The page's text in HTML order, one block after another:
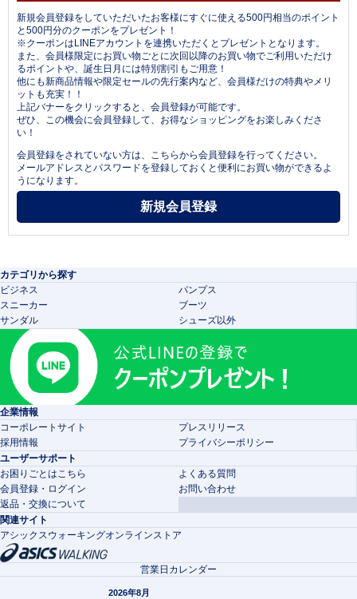
新規会員登録をしていただいたお客様にすぐに使える500円相当のポイント
と500円分のクーポンをプレゼント！
※クーポンはLINEアカウントを連携いただくとプレゼントとなります。
また、会員様限定にお買い物ごとに次回以降のお買い物でご利用いただけ
るポイントや、誕生日月には特別割引もご用意！
他にも新商品情報や限定セールの先行案内など、会員様だけの特典やメリ
ットも充実！！
上記バナーをクリックすると、会員登録が可能です。
ぜひ、この機会に会員登録して、お得なショッピングをお楽しみくださ
い！
会員登録をされていない方は、こちらから会員登録を行ってください。
メールアドレスとパスワードを登録しておくと便利にお買い物ができるよ
うになります。
カテゴリから探す
ビジネス
パンプス
スニーカー
ブーツ
サンダル
シューズ以外
企業情報
コーポレートサイト
プレスリリース
採用情報
プライバシーポリシー
ユーザーサポート
お困りごとはこちら
よくある質問
会員登録・ログイン
お問い合わせ
返品・交換について
関連サイト
アシックスウォーキングオンラインストア
営業日カレンダー
2026年8月